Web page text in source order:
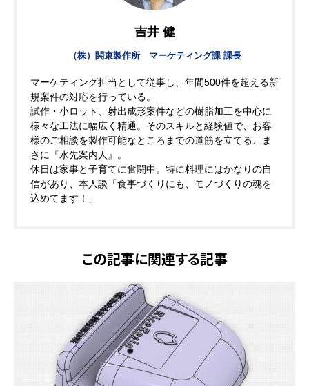
吉井 健
（株）関東製作所 マーケティング課 課長
マーケティング担当として従事し、年間500件を超える新
規案件の対応を行っている。
試作・小ロット、射出成形案件などの樹脂加工を中心に
様々な工法に幅広く精通。そのスキルと経験値で、お客
様のご相談を製作可能なところまでの道筋を立てる、ま
さに『水先案内人』。
休日は家事と子育てに奮闘中。特に料理にはかなりの自
信があり、本人談「食事づくりにも、モノづくりの魂を
込めてます！」
この記事に関連する記事